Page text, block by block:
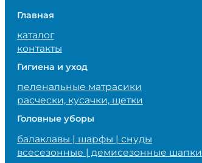
Главная
каталог
контакты
Гигиена и уход
пеленальные матрасики
расчески, кусачки, щетки
Головные уборы
балаклавы | шарфы | снуды
всесезонные | демисезонные шапки